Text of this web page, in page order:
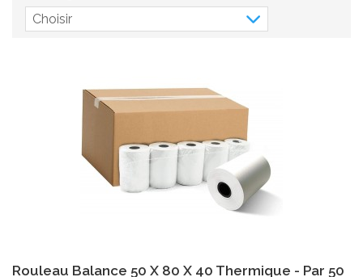
Choisir
Rouleau Balance 50 X 80 X 40 Thermique - Par 50